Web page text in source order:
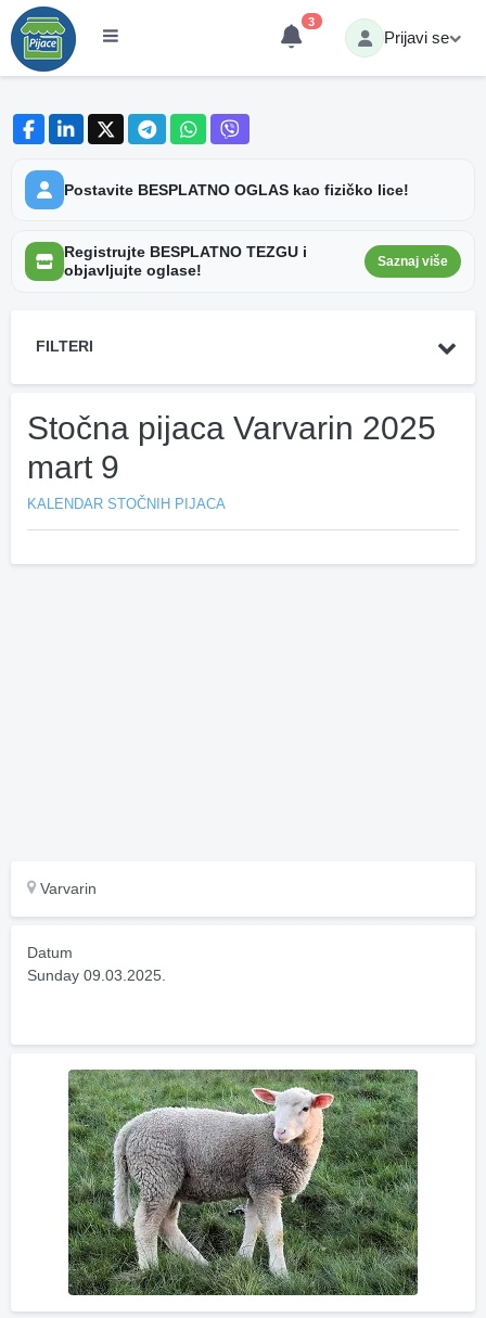
3
Prijavi se
Postavite BESPLATNO OGLAS kao fizičko lice!
Registrujte BESPLATNO TEZGU i
objavljujte oglase!
Saznaj više
FILTERI
Stočna pijaca Varvarin 2025
mart 9
KALENDAR STOČNIH PIJACA
Varvarin
Datum
Sunday 09.03.2025.